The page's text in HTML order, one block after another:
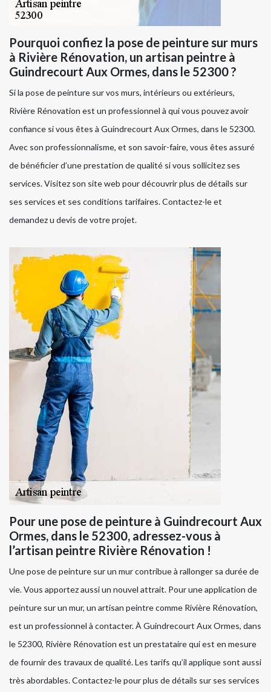
Pourquoi confiez la pose de peinture sur murs
à Rivière Rénovation, un artisan peintre à
Guindrecourt Aux Ormes, dans le 52300 ?
Si la pose de peinture sur vos murs, intérieurs ou extérieurs,
Rivière Rénovation est un professionnel à qui vous pouvez avoir
confiance si vous êtes à Guindrecourt Aux Ormes, dans le 52300.
Avec son professionnalisme, et son savoir-faire, vous êtes assuré
de bénéficier d’une prestation de qualité si vous sollicitez ses
services. Visitez son site web pour découvrir plus de détails sur
ses services et ses conditions tarifaires. Contactez-le et
demandez u devis de votre projet.
Pour une pose de peinture à Guindrecourt Aux
Ormes, dans le 52300, adressez-vous à
l’artisan peintre Rivière Rénovation !
Une pose de peinture sur un mur contribue à rallonger sa durée de
vie. Vous apportez aussi un nouvel attrait. Pour une application de
peinture sur un mur, un artisan peintre comme Rivière Rénovation,
est un professionnel à contacter. À Guindrecourt Aux Ormes, dans
le 52300, Rivière Rénovation est un prestataire qui est en mesure
de fournir des travaux de qualité. Les tarifs qu’il applique sont aussi
très abordables. Contactez-le pour plus de détails sur ses services